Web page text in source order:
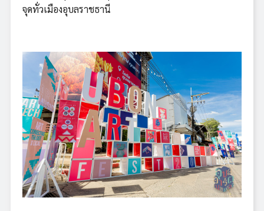
จุดทั่วเมืองอุบลราชธานี